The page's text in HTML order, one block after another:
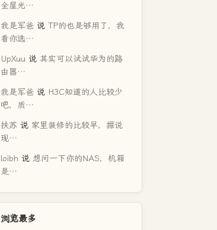
全屋光…
我是军爸 说 TP的也是够用了，我
看你选…
UpXuu 说 其实可以试试华为的路
由器…
我是军爸 说 H3C知道的人比较少
吧，质…
扶苏 说 家里装修的比较早，据说
现…
loibh 说 想问一下你的NAS，机箱
是…
浏览最多